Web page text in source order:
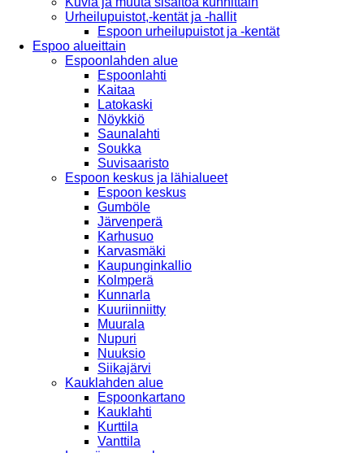
Urheilupuistot,-kentät ja -hallit
Espoon urheilupuistot ja -kentät
Espoo alueittain
Espoonlahden alue
Espoonlahti
Kaitaa
Latokaski
Nöykkiö
Saunalahti
Soukka
Suvisaaristo
Espoon keskus ja lähialueet
Espoon keskus
Gumböle
Järvenperä
Karhusuo
Karvasmäki
Kaupunginkallio
Kolmperä
Kunnarla
Kuuriinniitty
Muurala
Nupuri
Nuuksio
Siikajärvi
Kauklahden alue
Espoonkartano
Kauklahti
Kurttila
Vanttila